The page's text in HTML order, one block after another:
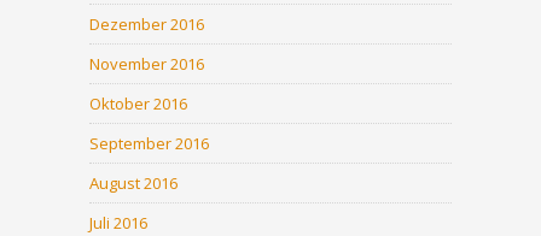
Dezember 2016
November 2016
Oktober 2016
September 2016
August 2016
Juli 2016